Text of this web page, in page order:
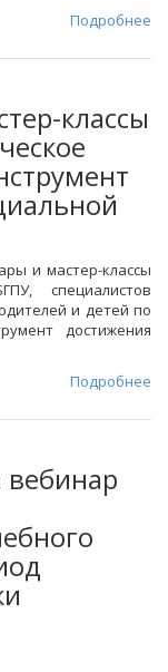
Подробнее
классы
и мастер-классы
специалистов
и детей по
достижения
Подробнее